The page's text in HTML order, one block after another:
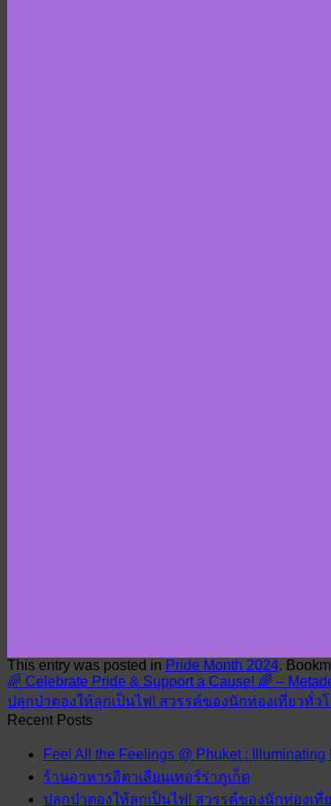
This entry was posted in Pride Month 2024.
🌈 Celebrate Pride & Support a Cause! 🌈 –
ปลุกป่าตองให้ลุกเป็นไฟ! สวรรค์ของนักท่องเที่ยวทั่ว
Recent Posts
Feel All the Feelings @ Phuket :
ร้านอาหารอิตาเลียนเทอร์ร่าภูเก็ต
ปลุกป่าตองให้ลุกเป็นไฟ! สวรรค์ของนักท่องเ